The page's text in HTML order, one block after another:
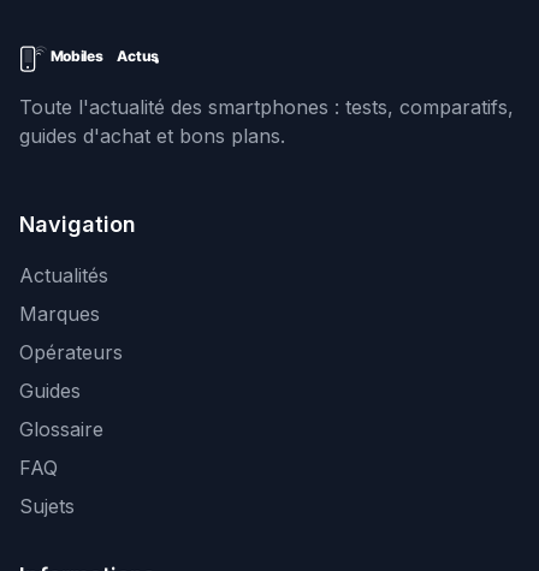
Toute l'actualité des smartphones : tests, comparatifs,
guides d'achat et bons plans.
Navigation
Actualités
Marques
Opérateurs
Guides
Glossaire
FAQ
Sujets